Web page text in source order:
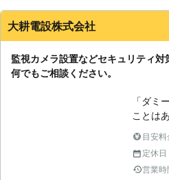
する方
大耕電設株式会社
監視カメラ設置などセキュリティ
何でもご相談ください。
「ダミ
ことは
りの形
物のた
ん。撮
目安料
定休日
営業時